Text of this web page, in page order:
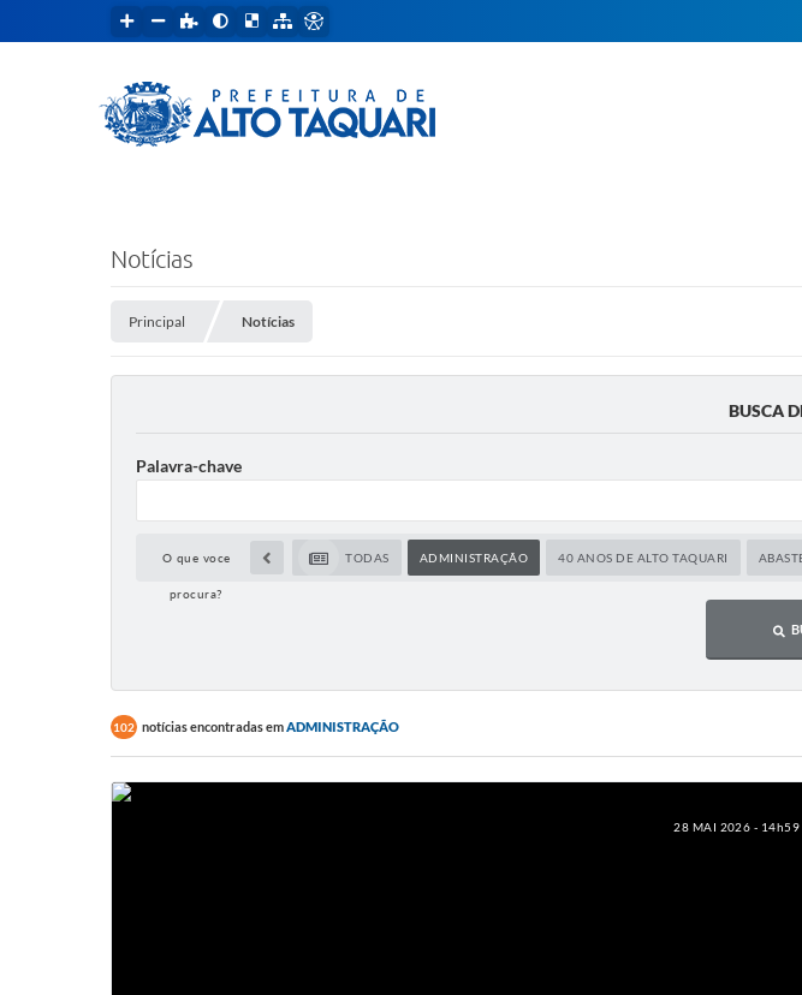
Notícias
Principal Notícias
BUSCA
Palavra-chave
O que voce
procura?
TODAS ADMINISTRAÇÃO 40 ANOS DE ALTO TAQUARI
102 notícias encontradas emADMINISTRAÇÃO
28 MAI 2026 - 14h59